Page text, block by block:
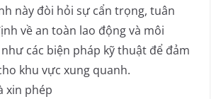
này đòi hỏi sự cẩn trọng, tuân
về an toàn lao động và môi
các biện pháp kỹ thuật để đảm
khu vực xung quanh.
xin phép